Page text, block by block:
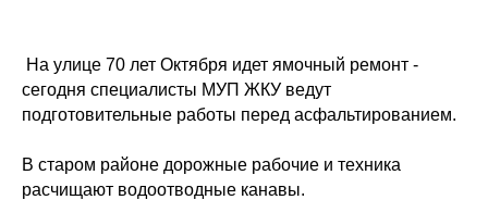
На улице 70 лет Октября идет ямочный ремонт -
сегодня специалисты МУП ЖКУ ведут
подготовительные работы перед асфальтированием.
В старом районе дорожные рабочие и техника
расчищают водоотводные канавы.